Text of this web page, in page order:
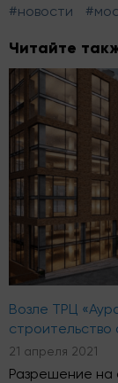
#новости
Читайте
Возле ТРЦ
21 апреля 2021
Разрешение на